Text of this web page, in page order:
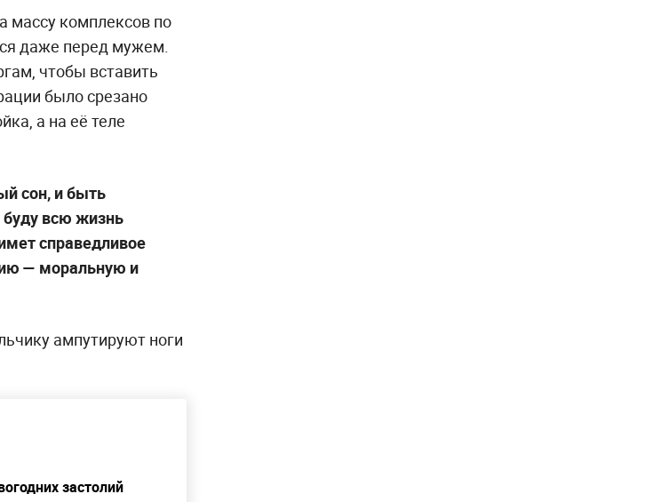
массу комплексов по
даже перед мужем.
чтобы вставить
было срезано
а на её теле
сон, и быть
всю жизнь
справедливое
— моральную и
ампутируют ноги
застолий